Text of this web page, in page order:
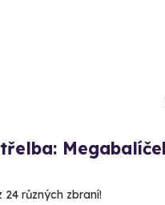
různých zbraní!